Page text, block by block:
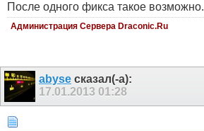
После одного фикса такое возможно.
Администрация Сервера Draconic.Ru
abyse сказал(-а):
17.01.2013 01:28